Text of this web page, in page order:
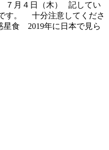
月４日（木） 記してい
す。 十分注意してくださ
食 2019年に日本で見ら